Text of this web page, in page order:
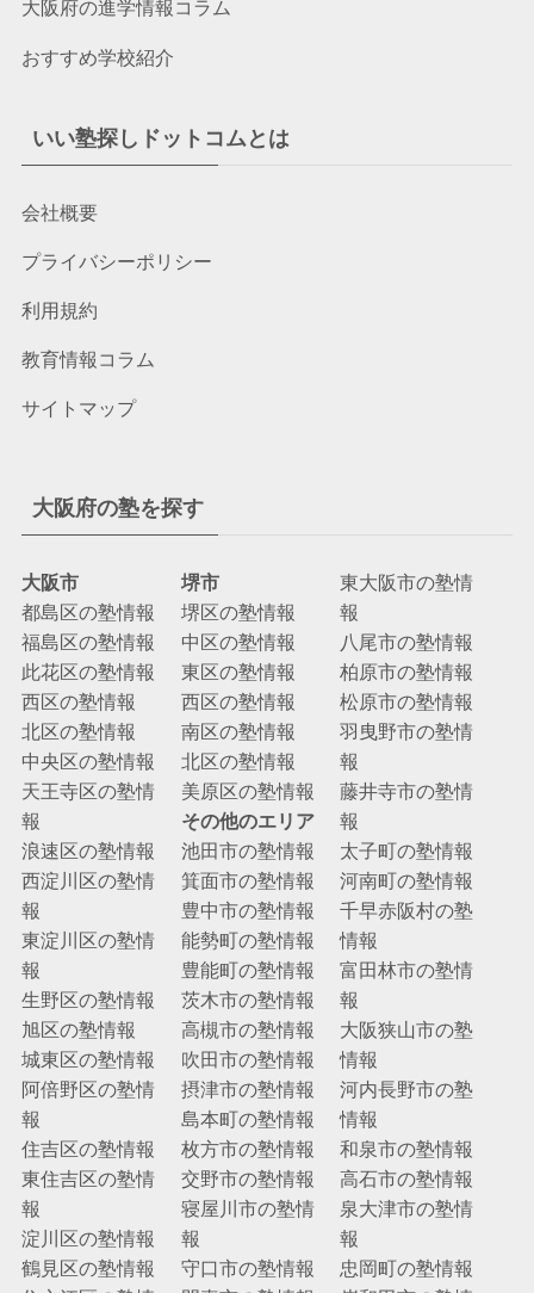
大阪府の進学情報コラム
おすすめ学校紹介
いい塾探しドットコムとは
会社概要
プライバシーポリシー
利用規約
教育情報コラム
サイトマップ
大阪府の塾を探す
大阪市
都島区の塾情報
福島区の塾情報
此花区の塾情報
西区の塾情報
北区の塾情報
中央区の塾情報
天王寺区の塾情
報
浪速区の塾情報
西淀川区の塾情
報
東淀川区の塾情
報
生野区の塾情報
旭区の塾情報
城東区の塾情報
阿倍野区の塾情
報
住吉区の塾情報
東住吉区の塾情
報
淀川区の塾情報
鶴見区の塾情報
堺市
堺区の塾情報
中区の塾情報
東区の塾情報
西区の塾情報
南区の塾情報
北区の塾情報
美原区の塾情報
その他のエリア
池田市の塾情報
箕面市の塾情報
豊中市の塾情報
能勢町の塾情報
豊能町の塾情報
茨木市の塾情報
高槻市の塾情報
吹田市の塾情報
摂津市の塾情報
島本町の塾情報
枚方市の塾情報
交野市の塾情報
寝屋川市の塾情
報
守口市の塾情報
東大阪市の塾情
報
八尾市の塾情報
柏原市の塾情報
松原市の塾情報
羽曳野市の塾情
報
藤井寺市の塾情
報
太子町の塾情報
河南町の塾情報
千早赤阪村の塾
情報
富田林市の塾情
報
大阪狭山市の塾
情報
河内長野市の塾
情報
和泉市の塾情報
高石市の塾情報
泉大津市の塾情
報
忠岡町の塾情報